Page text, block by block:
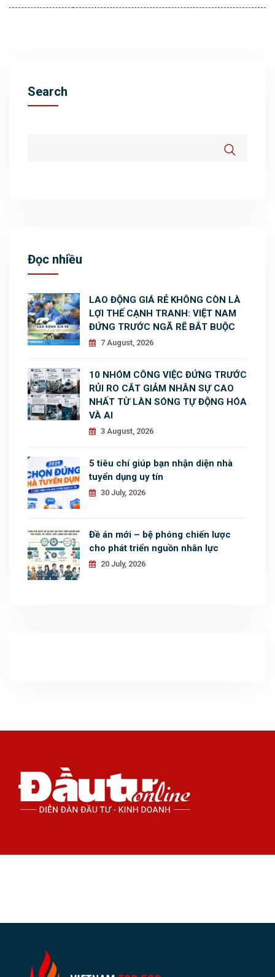
Search
Đọc nhiều
LAO ĐỘNG GIÁ RẺ KHÔNG CÒN LÀ
LỢI THẾ CẠNH TRANH: VIỆT NAM
ĐỨNG TRƯỚC NGÃ RẼ BẮT BUỘC
7 August, 2026
10 NHÓM CÔNG VIỆC ĐỨNG TRƯỚC
RỦI RO CẮT GIẢM NHÂN SỰ CAO
NHẤT TỪ LÀN SÓNG TỰ ĐỘNG HÓA
VÀ AI
3 August, 2026
5 tiêu chí giúp bạn nhận diện nhà
tuyển dụng uy tín
30 July, 2026
Đề án mới – bệ phóng chiến lược
cho phát triển nguồn nhân lực
20 July, 2026